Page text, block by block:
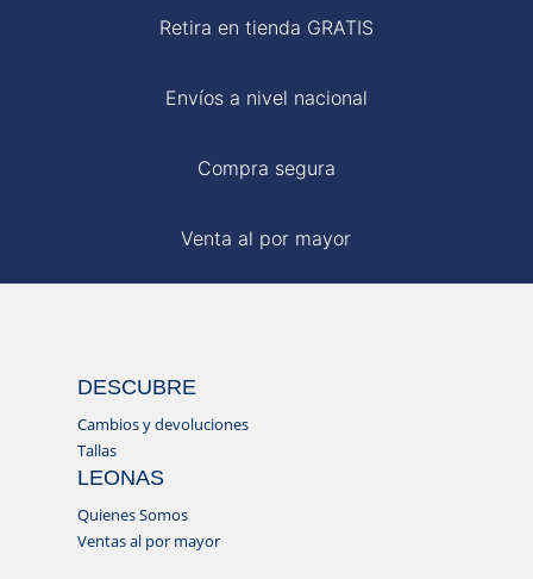
Retira en tienda GRATIS
Envíos a nivel nacional
Compra segura
Venta al por mayor
DESCUBRE
Cambios y devoluciones
Tallas
LEONAS
Quienes Somos
Ventas al por mayor